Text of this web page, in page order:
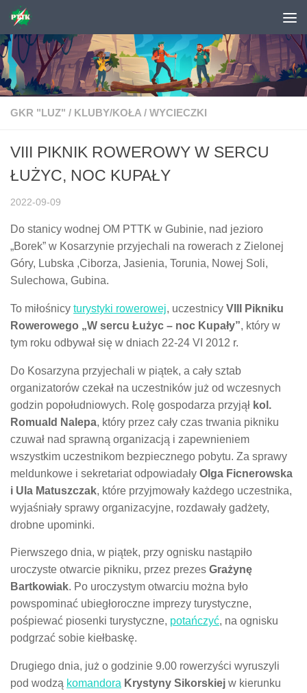
Skip to content
GKR "LUZ" / KLUBY/KOŁA / WYCIECZKI
VIII PIKNIK ROWEROWY W SERCU
ŁUŻYC, NOC KUPAŁY
2022-09-09
Do stanicy wodnej OM PTTK w Gubinie, nad jezioro
„Borek” w Kosarzynie przyjechali na rowerach z Zielonej
Góry, Lubska ,Ciborza, Jasienia, Torunia, Nowej Soli,
Sulechowa, Gubina.
To miłośnicy turystyki rowerowej, uczestnicy VIII Pikniku
Rowerowego „W sercu Łużyc – noc Kupały”, który w
tym roku odbywał się w dniach 22-24 VI 2012 r.
Do Kosarzyna przyjechali w piątek, a cały sztab
organizatorów czekał na uczestników już od wczesnych
godzin popołudniowych. Rolę gospodarza przyjął kol.
Romuald Nalepa, który przez cały czas trwania pikniku
czuwał nad sprawną organizacją i zapewnieniem
wszystkim uczestnikom bezpiecznego pobytu. Za sprawy
meldunkowe i sekretariat odpowiadały Olga Ficnerowska
i Ula Matuszczak, które przyjmowały każdego uczestnika,
wyjaśniały sprawy organizacyjne, rozdawały gadżety,
drobne upominki.
Pierwszego dnia, w piątek, przy ognisku nastąpiło
uroczyste otwarcie pikniku, przez prezes Grażynę
Bartkowiak. Po uroczystym otwarciu można było
powspominać ubiegłoroczne imprezy turystyczne,
pośpiewać piosenki turystyczne, potańczyć, na ognisku
podgrzać sobie kiełbaskę.
Drugiego dnia, już o godzinie 9.00 rowerzyści wyruszyli
pod wodzą komandora Krystyny Sikorskiej w kierunku